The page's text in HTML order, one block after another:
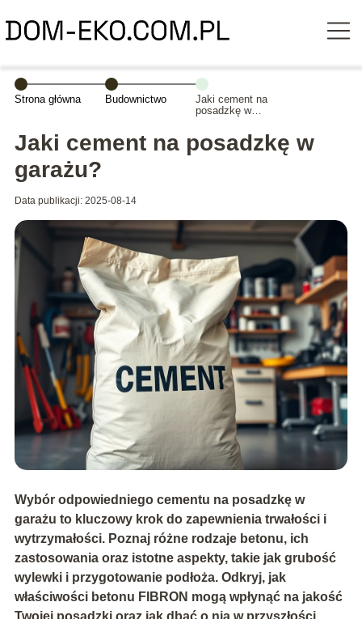
Strona główna Budownictwo
Jaki cement na
posadzkę w
Jaki cement na posadzkę w
garażu?
Data publikacji: 2025-08-14
Wybór odpowiedniego cementu na posadzkę w
garażu to kluczowy krok do zapewnienia trwałości i
wytrzymałości. Poznaj różne rodzaje betonu, ich
zastosowania oraz istotne aspekty, takie jak grubość
wylewki i przygotowanie podłoża. Odkryj, jak
właściwości betonu FIBRON mogą wpłynąć na jakość